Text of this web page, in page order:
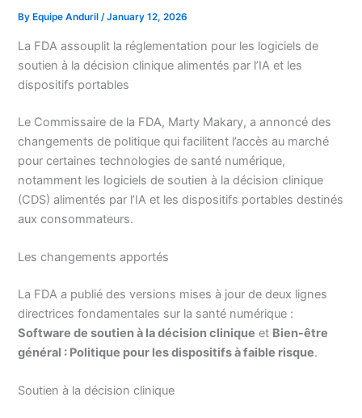
By Equipe Anduril/January 12, 2026
La FDA assouplit la réglementation pour les logiciels de
soutien à la décision clinique alimentés par l’IA et les
dispositifs portables
Le Commissaire de la FDA, Marty Makary, a annoncé des
changements de politique qui facilitent l’accès au marché
pour certaines technologies de santé numérique,
notamment les logiciels de soutien à la décision clinique
(CDS) alimentés par l’IA et les dispositifs portables destinés
aux consommateurs.
Les changements apportés
La FDA a publié des versions mises à jour de deux lignes
directrices fondamentales sur la santé numérique :
Software de soutien à la décision clinique et Bien-être
général : Politique pour les dispositifs à faible risque.
Soutien à la décision clinique